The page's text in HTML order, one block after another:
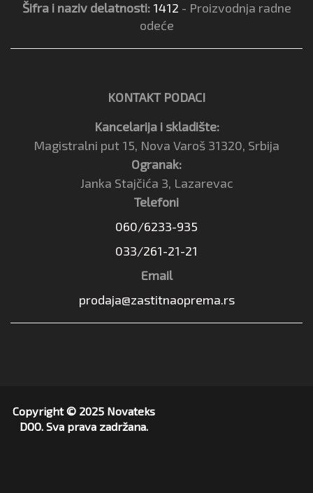
Šifra i naziv delatnosti: 1412 - Proizvodnja radne
odeće
KONTAKT PODACI
Kancelarija i skladište:
Magistralni put 15, Nova Varoš 31320, Srbija
Ogranak:
Janka Stajčića 3, Lazarevac
Telefoni
060/6233-935
033/261-21-21
Email
prodaja@zastitnaoprema.rs
Copyright © 2025 Novateks
DOO. Sva prava zadržana.